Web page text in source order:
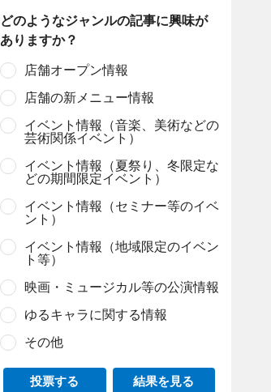
どのようなジャンルの記事に興味が
ありますか？
店舗オープン情報
店舗の新メニュー情報
イベント情報（音楽、美術などの
芸術関係イベント）
イベント情報（夏祭り、冬限定な
どの期間限定イベント）
イベント情報（セミナー等のイベ
ント）
イベント情報（地域限定のイベン
ト等）
映画・ミュージカル等の公演情報
ゆるキャラに関する情報
その他
投票する 結果を見る